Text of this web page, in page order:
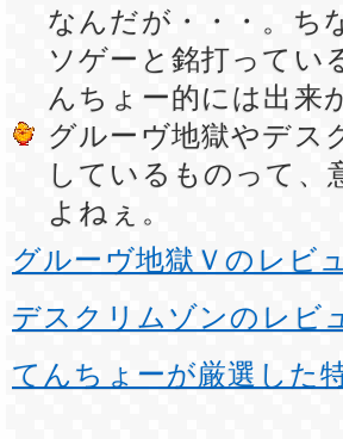
なんだが・・・。ち
ソゲーと銘打ってい
んちょー的には出来
グルーヴ地獄やデス
しているものって、
よねぇ。
グルーヴ地獄Ｖのレビ
デスクリムゾンのレビ
てんちょーが厳選した